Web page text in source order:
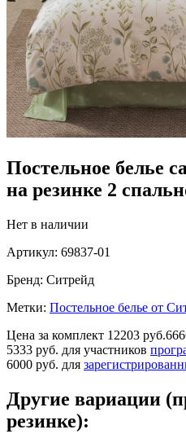
Постельное белье
на резинке 2
Нет в наличии
Артикул: 69837-01
Бренд: Ситрейд
Метки: Постельное белье от
Цена за комплект 12203 руб.
5333 руб. для участников
6000 руб. для
Другие вариации
резинке):